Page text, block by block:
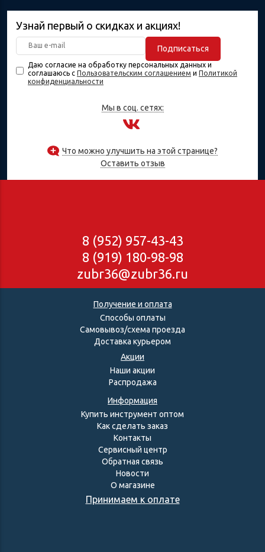
Узнай первый о скидках и акциях!
Подписаться
Даю согласие на обработку персональных данных и
соглашаюсь с Пользовательским соглашением и Политикой
конфиденциальности
Мы в соц. сетях:
Что можно улучшить на этой странице?
Оставить отзыв
8 (952) 957-43-43
8 (919) 180-98-98
zubr36@zubr36.ru
Получение и оплата
Способы оплаты
Самовывоз/схема проезда
Доставка курьером
Акции
Наши акции
Распродажа
Информация
Купить инструмент оптом
Как сделать заказ
Контакты
Сервисный центр
Обратная связь
Новости
О магазине
Принимаем к оплате